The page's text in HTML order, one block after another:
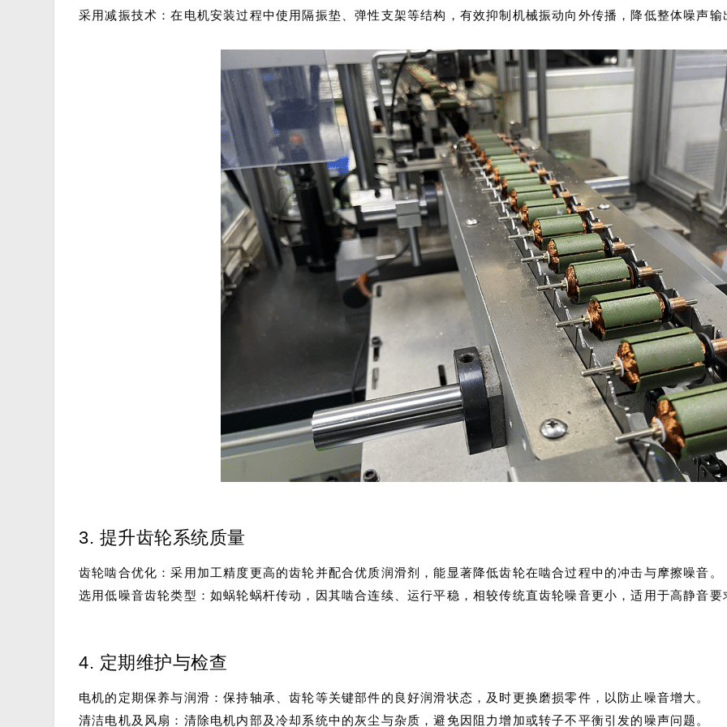
采用减振技术：在电机安装过程中使用隔振垫、弹性支架等结构，有效抑制机械振动向外传播，降低整体噪声输
3. 提升齿轮系统质量
齿轮啮合优化：采用加工精度更高的齿轮并配合优质润滑剂，能显著降低齿轮在啮合过程中的冲击与摩擦噪音。
选用低噪音齿轮类型：如蜗轮蜗杆传动，因其啮合连续、运行平稳，相较传统直齿轮噪音更小，适用于高静音
4. 定期维护与检查
电机的定期保养与润滑：保持轴承、齿轮等关键部件的良好润滑状态，及时更换磨损零件，以防止噪音增大。
清洁电机及风扇：清除电机内部及冷却系统中的灰尘与杂质，避免因阻力增加或转子不平衡引发的噪声问题。